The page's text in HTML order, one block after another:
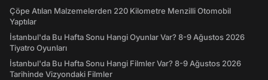
Çöpe Atılan Malzemelerden 220 Kilometre Menzilli Otomobil
Yaptılar
İstanbul'da Bu Hafta Sonu Hangi Oyunlar Var? 8-9 Ağustos 2026
Tiyatro Oyunları
İstanbul'da Bu Hafta Sonu Hangi Filmler Var? 8-9 Ağustos 2026
Tarihinde Vizyondaki Filmler